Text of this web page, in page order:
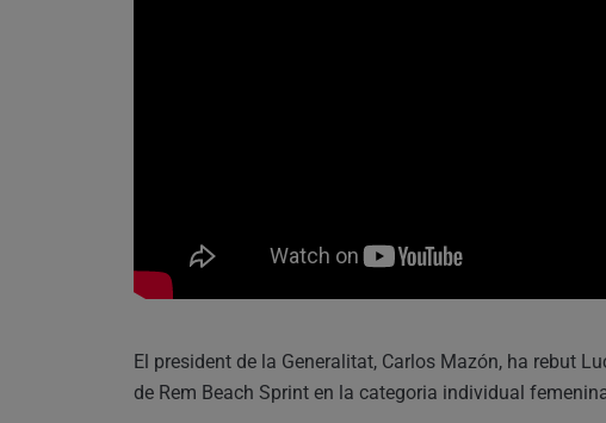
El president de la Generalitat, Carlos Mazón, ha rebut
de Rem Beach Sprint en la categoria individual